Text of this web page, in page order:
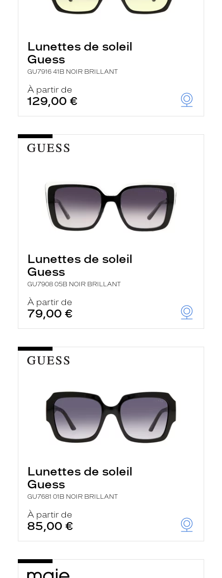
Lunettes de soleil
Guess
GU7916 41B NOIR BRILLANT
À partir de
129,00 €
Lunettes de soleil
Guess
GU7908 05B NOIR BRILLANT
À partir de
79,00 €
Lunettes de soleil
Guess
GU7681 01B NOIR BRILLANT
À partir de
85,00 €